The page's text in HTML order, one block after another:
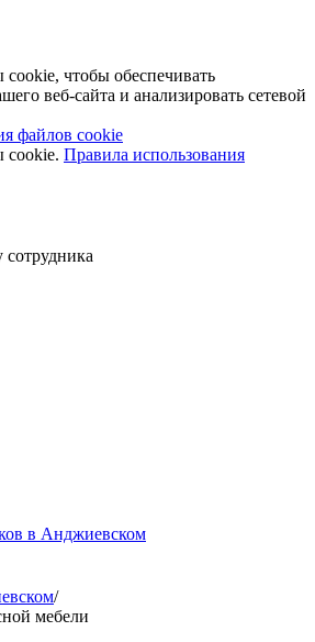
чтобы обеспечивать
веб-сайта и анализировать сетевой
файлов cookie
cookie. Правила использования
в Анджиевском
/
мебели